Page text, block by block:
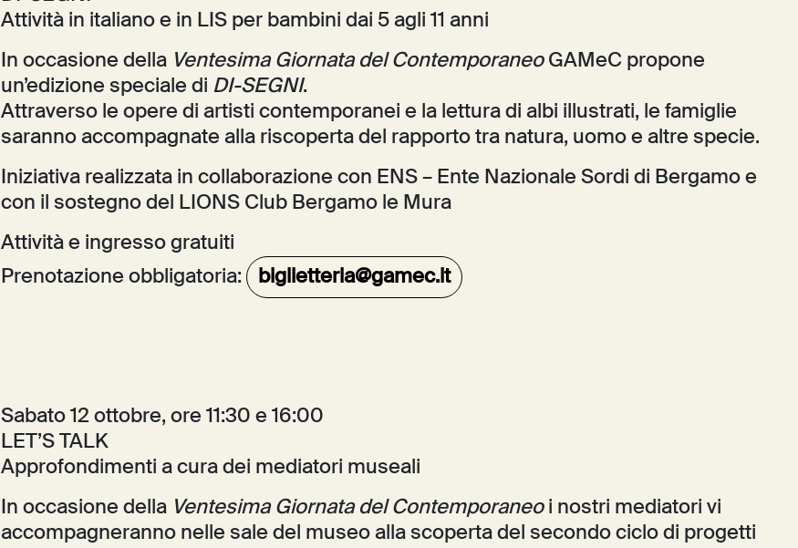
Attività in italiano e in LIS per bambini dai 5 agli 11 anni
In occasione della Ventesima Giornata del ContemporaneoGAMeC propone
un’edizione speciale di DI-SEGNI.
Attraverso le opere di artisti contemporanei e la lettura di albi illustrati, le famiglie
saranno accompagnate alla riscoperta del rapporto tra natura, uomo e altre specie.
Iniziativa realizzata in collaborazione con ENS – Ente Nazionale Sordi di Bergamo e
con il sostegno del LIONS Club Bergamo le Mura
Attività e ingresso gratuiti
Prenotazione obbligatoria:
biglietteria@gamec.it
Sabato 12 ottobre, ore 11:30 e 16:00
LET’S TALK
Approfondimenti a cura dei mediatori museali
In occasione della Ventesima Giornata del Contemporaneoi nostri mediatori vi
accompagneranno nelle sale del museo alla scoperta del secondo ciclo di progetti